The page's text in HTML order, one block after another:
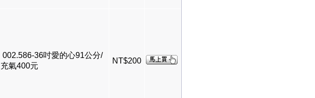
002.586-36吋愛的心91公分/
充氣400元
NT$200